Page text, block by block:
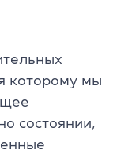
которому мы
состоянии,